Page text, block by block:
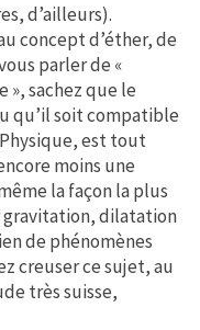
d’ailleurs).
concept d’éther, de
parler de «
sachez que le
qu’il soit compatible
est tout
moins une
la façon la plus
dilatation
de phénomènes
creuser ce sujet, au
très suisse,